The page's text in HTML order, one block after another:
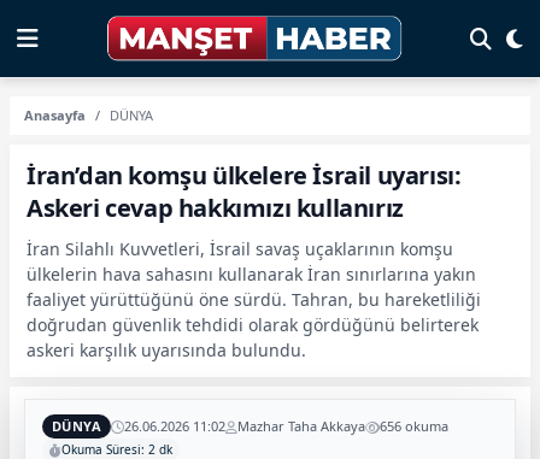
Anasayfa DÜNYA
İran’dan komşu ülkelere İsrail uyarısı:
Askeri cevap hakkımızı kullanırız
İran Silahlı Kuvvetleri, İsrail savaş uçaklarının komşu
ülkelerin hava sahasını kullanarak İran sınırlarına yakın
faaliyet yürüttüğünü öne sürdü. Tahran, bu hareketliliği
doğrudan güvenlik tehdidi olarak gördüğünü belirterek
askeri karşılık uyarısında bulundu.
DÜNYA 26.06.2026 11:02 Mazhar Taha Akkaya 656 okuma
Okuma Süresi: 2 dk